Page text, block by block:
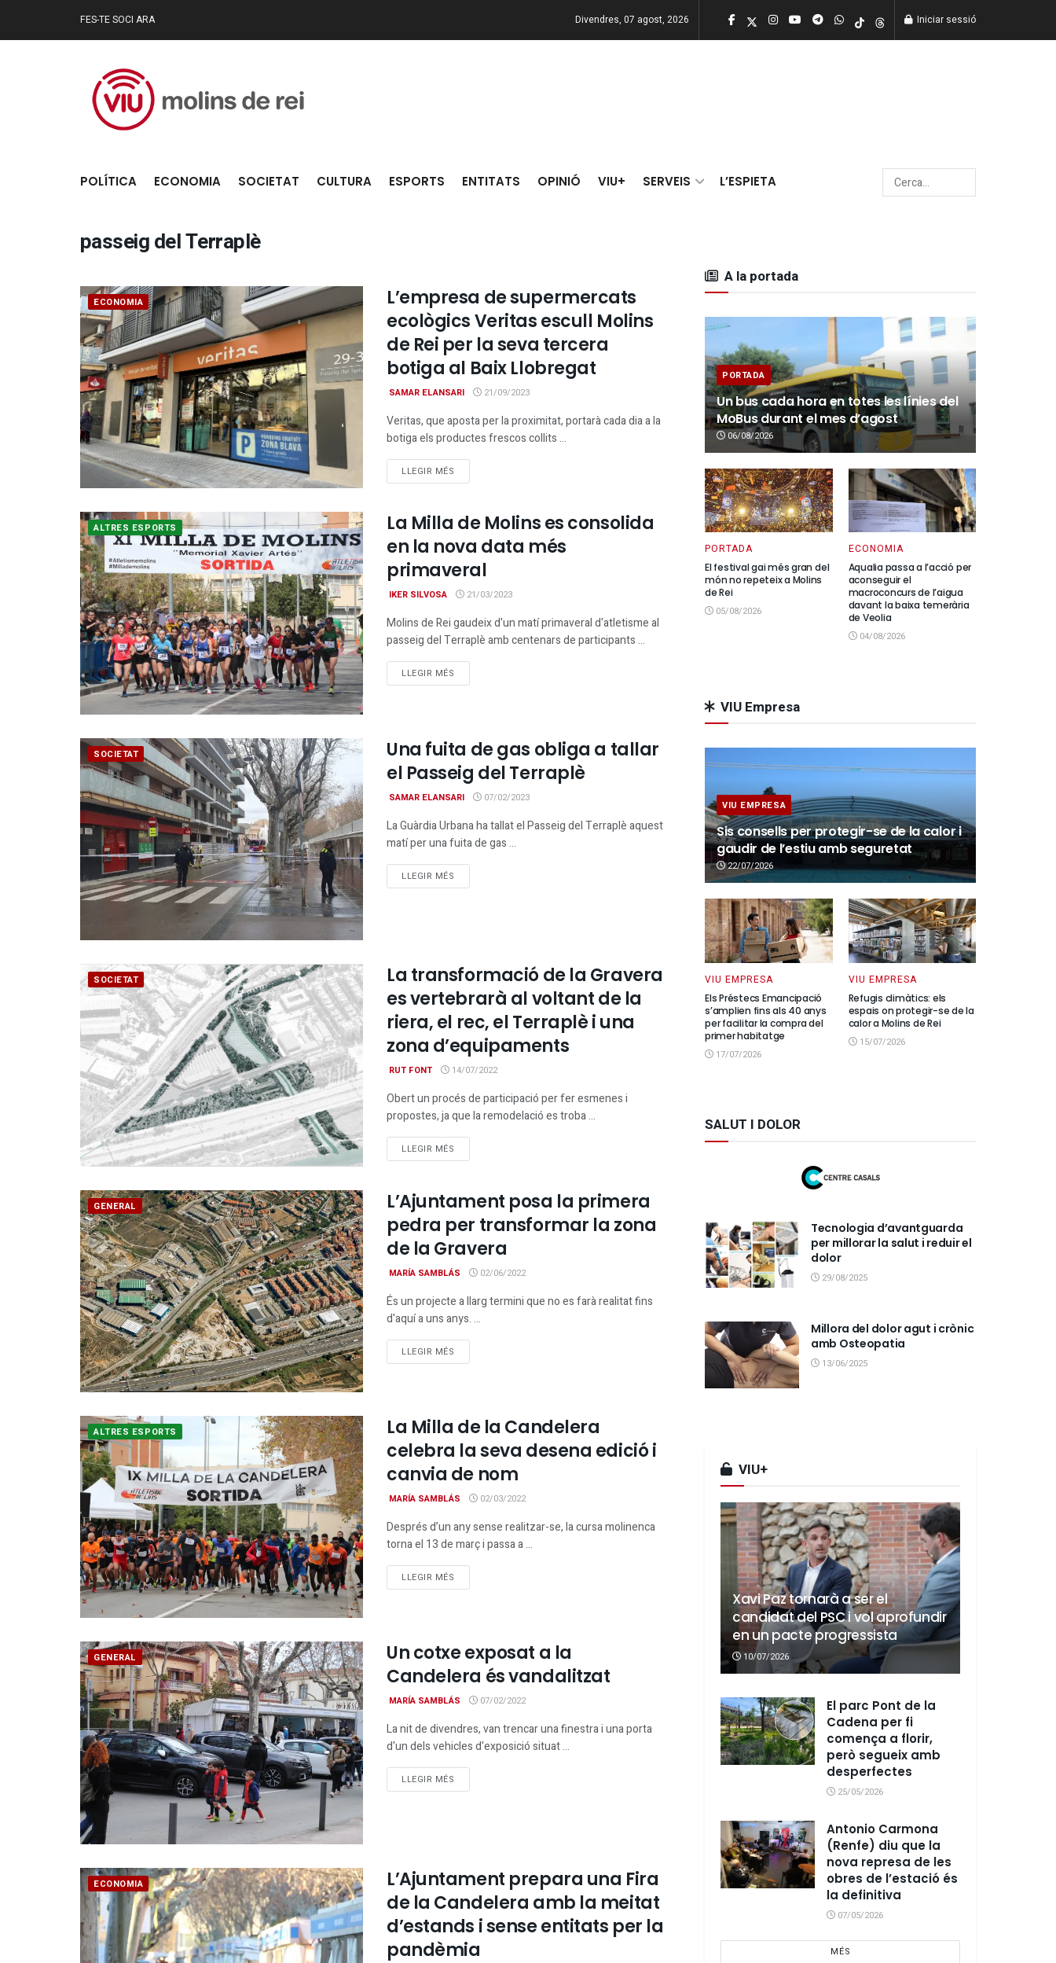
FES-TE SOCI ARA Divendres, 07 agost, 2026 Iniciar sessió
POLÍTICA ECONOMIA SOCIETAT CULTURA ESPORTS ENTITATS OPINIÓ VIU+ SERVEIS L’ESPIETA
passeig del Terraplè
ECONOMIA
L’empresa de supermercats
ecològics Veritas escull Molins
de Rei per la seva tercera
botiga al Baix Llobregat
SAMAR ELANSARI 21/09/2023
Veritas, que aposta per la proximitat, portarà cada dia a la
botiga els productes frescos collits ...
LLEGIR MÉS
ALTRES ESPORTS
La Milla de Molins es consolida
en la nova data més
primaveral
IKER SILVOSA 21/03/2023
Molins de Rei gaudeix d'un matí primaveral d'atletisme al
passeig del Terraplè amb centenars de participants ...
LLEGIR MÉS
SOCIETAT
Una fuita de gas obliga a tallar
el Passeig del Terraplè
SAMAR ELANSARI 07/02/2023
La Guàrdia Urbana ha tallat el Passeig del Terraplè aquest
matí per una fuita de gas ...
LLEGIR MÉS
SOCIETAT
La transformació de la Gravera
es vertebrarà al voltant de la
riera, el rec, el Terraplè i una
zona d’equipaments
RUT FONT 14/07/2022
Obert un procés de participació per fer esmenes i
propostes, ja que la remodelació es troba ...
LLEGIR MÉS
GENERAL
L’Ajuntament posa la primera
pedra per transformar la zona
de la Gravera
MARÍA SAMBLÁS 02/06/2022
És un projecte a llarg termini que no es farà realitat fins
d'aquí a uns anys. ...
LLEGIR MÉS
ALTRES ESPORTS
La Milla de la Candelera
celebra la seva desena edició i
canvia de nom
MARÍA SAMBLÁS 02/03/2022
Després d’un any sense realitzar-se, la cursa molinenca
torna el 13 de març i passa a ...
LLEGIR MÉS
GENERAL
Un cotxe exposat a la
Candelera és vandalitzat
MARÍA SAMBLÁS 07/02/2022
La nit de divendres, van trencar una finestra i una porta
d'un dels vehicles d'exposició situat ...
LLEGIR MÉS
ECONOMIA
L’Ajuntament prepara una Fira
de la Candelera amb la meitat
d’estands i sense entitats per la
pandèmia
A la portada
PORTADA
Un bus cada hora en totes les línies del
MoBus durant el mes d’agost
06/08/2026
PORTADA
El festival gai més gran del
món no repeteix a Molins
de Rei
05/08/2026
ECONOMIA
Aqualia passa a l’acció per
aconseguir el
macroconcurs de l’aigua
davant la baixa temerària
de Veolia
04/08/2026
VIU Empresa
VIU EMPRESA
Sis consells per protegir-se de la calor i
gaudir de l’estiu amb seguretat
22/07/2026
VIU EMPRESA
Els Préstecs Emancipació
s’amplien fins als 40 anys
per facilitar la compra del
primer habitatge
17/07/2026
VIU EMPRESA
Refugis climàtics: els
espais on protegir-se de la
calor a Molins de Rei
15/07/2026
SALUT I DOLOR
Tecnologia d’avantguarda
per millorar la salut i reduir el
dolor
29/08/2025
Millora del dolor agut i crònic
amb Osteopatia
13/06/2025
VIU+
Xavi Paz tornarà a ser el
candidat del PSC i vol aprofundir
en un pacte progressista
10/07/2026
El parc Pont de la
Cadena per fi
comença a florir,
però segueix amb
desperfectes
25/05/2026
Antonio Carmona
(Renfe) diu que la
nova represa de les
obres de l’estació és
la definitiva
07/05/2026
MÉS